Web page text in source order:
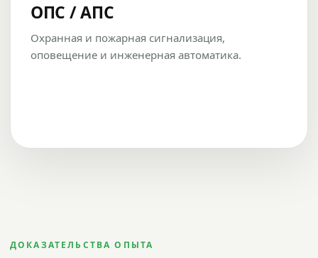
ОПС / АПС
Охранная и пожарная сигнализация,
оповещение и инженерная автоматика.
ДОКАЗАТЕЛЬСТВА ОПЫТА